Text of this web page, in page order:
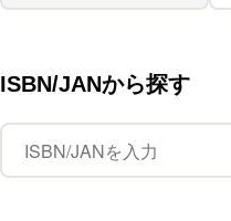
ISBN/JANから探す